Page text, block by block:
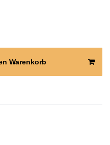
Warenkorb